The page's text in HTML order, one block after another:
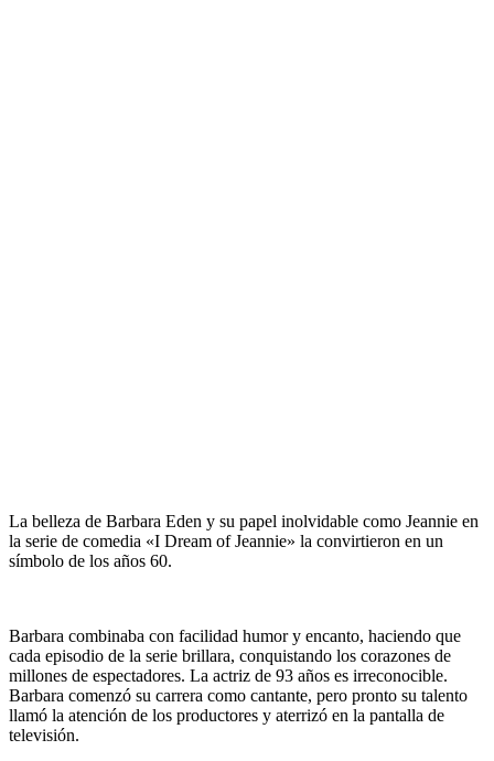
La belleza de Barbara Eden y su papel inolvidable como Jeannie en
la serie de comedia «I Dream of Jeannie» la convirtieron en un
símbolo de los años 60.
Barbara combinaba con facilidad humor y encanto, haciendo que
cada episodio de la serie brillara, conquistando los corazones de
millones de espectadores. La actriz de 93 años es irreconocible.
Barbara comenzó su carrera como cantante, pero pronto su talento
llamó la atención de los productores y aterrizó en la pantalla de
televisión.